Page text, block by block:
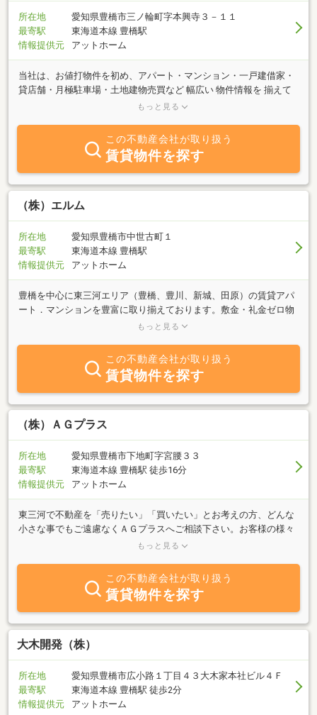
所在地
愛知県豊橋市三ノ輪町字本興寺３－１１
最寄駅
東海道本線 豊橋駅
情報提供元
アットホーム
当社は、お値打物件を初め、アパート・マンション・一戸建借家・
貸店舗・月極駐車場・土地建物売買など 幅広い 物件情報を 揃えて
おります。お客様のニーズに会わせた物件をご提案させて頂くとと
探しを心がけています。お気軽にお電話・メールお待ちしておりま
もっと見る
この不動産会社が取り扱う
賃貸物件を探す
（株）エルム
所在地
愛知県豊橋市中世古町１
最寄駅
東海道本線 豊橋駅
情報提供元
アットホーム
豊橋を中心に東三河エリア（豊橋、豊川、新城、田原）の賃貸アパ
ート．マンションを豊富に取り揃えております。敷金・礼金ゼロ物
件、ペット可物件など多数取り揃えておりお客様のライフスタイル
せ下さい。スタッフ一同、心よりお待ちしております。
もっと見る
この不動産会社が取り扱う
賃貸物件を探す
（株）ＡＧプラス
所在地
愛知県豊橋市下地町字宮腰３３
最寄駅
東海道本線 豊橋駅 徒歩16分
情報提供元
アットホーム
東三河で不動産を「売りたい」「買いたい」とお考えの方、どんな
小さな事でもご遠慮なくＡＧプラスへご相談下さい。お客様の様々
なお悩みを分かり易く丁寧にアドバイスさせて頂きます。ご安心し
もっと見る
この不動産会社が取り扱う
賃貸物件を探す
大木開発（株）
所在地
愛知県豊橋市広小路１丁目４３大木家本社ビル４Ｆ
最寄駅
東海道本線 豊橋駅 徒歩2分
情報提供元
アットホーム